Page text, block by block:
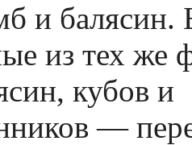
и балясин.
из тех
кубов и
—